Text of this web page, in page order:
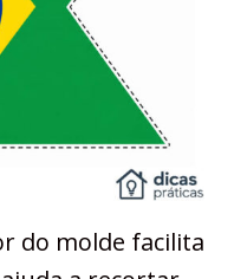
do molde facilita